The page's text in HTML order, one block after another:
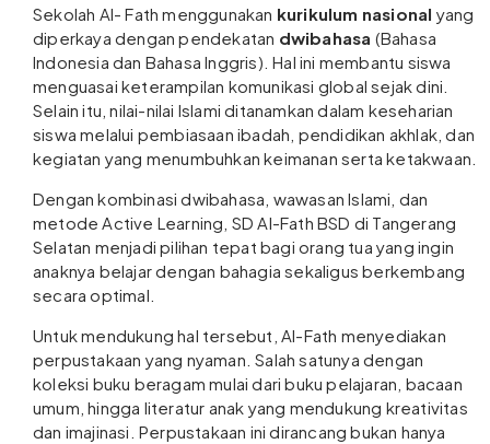
Sekolah Al- Fath menggunakan kurikulum nasional yang
diperkaya dengan pendekatan dwibahasa (Bahasa
Indonesia dan Bahasa Inggris). Hal ini membantu siswa
menguasai keterampilan komunikasi global sejak dini.
Selain itu, nilai-nilai Islami ditanamkan dalam keseharian
siswa melalui pembiasaan ibadah, pendidikan akhlak, dan
kegiatan yang menumbuhkan keimanan serta ketakwaan.
Dengan kombinasi dwibahasa, wawasan Islami, dan
metode Active Learning, SD Al-Fath BSD di Tangerang
Selatan menjadi pilihan tepat bagi orang tua yang ingin
anaknya belajar dengan bahagia sekaligus berkembang
secara optimal.
Untuk mendukung hal tersebut, Al-Fath menyediakan
perpustakaan yang nyaman. Salah satunya dengan
koleksi buku beragam mulai dari buku pelajaran, bacaan
umum, hingga literatur anak yang mendukung kreativitas
dan imajinasi. Perpustakaan ini dirancang bukan hanya